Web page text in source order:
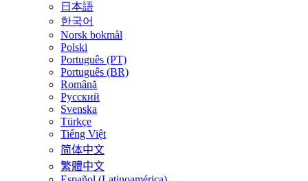
日本語
한국어
Norsk bokmål
Polski
Português (PT)
Português (BR)
Română
Русский
Svenska
Türkçe
Tiếng Việt
简体中文
繁體中文